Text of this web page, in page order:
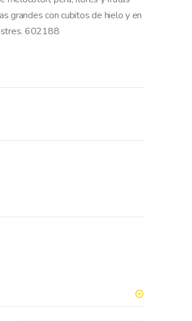
grandes con cubitos de hielo y en
602188